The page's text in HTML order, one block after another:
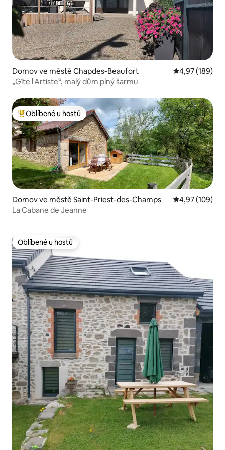
Domov ve městě Chapdes-Beaufort Průměrné
4,97 (189)
„Gîte l'Artiste“, malý dům plný šarmu
Nejlepší v kategorii Oblíbené u hostů
Oblíbené u hostů
Domov ve městě Saint-Priest-des-Champs Průměrné
4,97 (109)
La Cabane de Jeanne
Oblíbené u hostů
Oblíbené u hostů